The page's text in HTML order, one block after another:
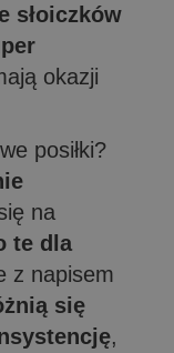
słoiczków
okazji
posiłki?
na
te dla
z napisem
się
,